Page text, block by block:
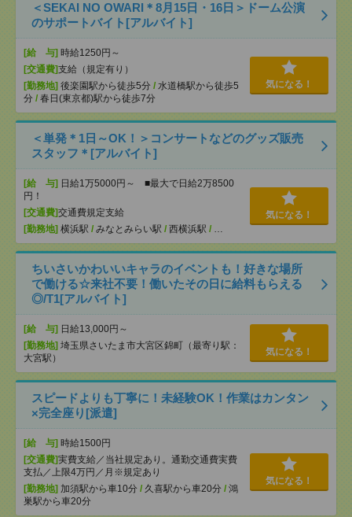
＜SEKAI NO OWARI＊8月15日・16日＞ドーム公演
のサポートバイト[アルバイト]
[給 与] 時給1250円～
[交通費]支給（規定有り）
[勤務地] 後楽園駅から徒歩5分 / 水道橋駅から徒歩5
分 / 春日(東京都)駅から徒歩7分
気になる！
＜単発＊1日～OK！＞コンサートなどのグッズ販売
スタッフ＊[アルバイト]
[給 与] 日給1万5000円～ ■最大で日給2万8500
円！
[交通費]交通費規定支給
[勤務地] 横浜駅 / みなとみらい駅 / 西横浜駅 / …
気になる！
ちいさいかわいいキャラのイベントも！好きな場所
で働ける☆来社不要！働いたその日に給料もらえる
◎/T1[アルバイト]
[給 与] 日給13,000円～
[勤務地] 埼玉県さいたま市大宮区錦町（最寄り駅：
大宮駅）
気になる！
スピードよりも丁寧に！未経験OK！作業はカンタン
×完全座り[派遣]
[給 与] 時給1500円
[交通費]実費支給／当社規定あり。通勤交通費実費
支払／上限4万円／月※規定あり
[勤務地] 加須駅から車10分 / 久喜駅から車20分 / 鴻
巣駅から車20分
気になる！